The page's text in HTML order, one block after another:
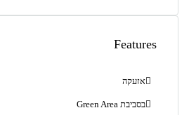
Features
אזעקה
בסביבת Green Area